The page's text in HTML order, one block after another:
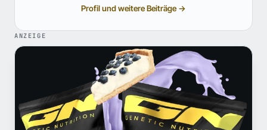
Profil und weitere Beiträge →
ANZEIGE